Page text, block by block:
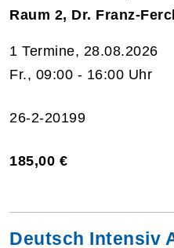
Raum 2, Dr. Franz-
1 Termine, 28.08.2026
Fr., 09:00 - 16:00 Uhr
26-2-20199
185,00 €
Deutsch Intensiv